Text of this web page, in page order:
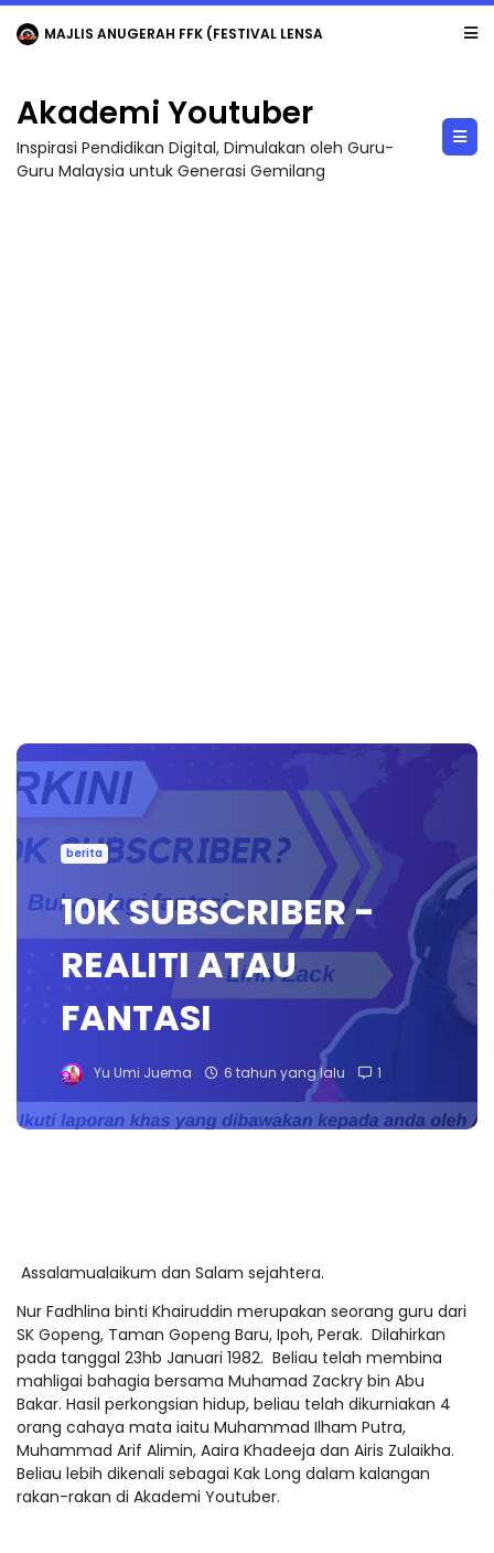
LIVE 🔴 [LIVE] MATEMATIK SR, WANG TAHUN 6 OLEH CIKGU ANITA #ALLINONE #141 #...
Akademi Youtuber
Inspirasi Pendidikan Digital, Dimulakan oleh Guru-
Guru Malaysia untuk Generasi Gemilang
berita
10K SUBSCRIBER -
REALITI ATAU
FANTASI
Yu Umi Juema 6 tahun yang lalu 1
Assalamualaikum dan Salam sejahtera.
Nur Fadhlina binti Khairuddin merupakan seorang guru dari
SK Gopeng, Taman Gopeng Baru, Ipoh, Perak. Dilahirkan
pada tanggal 23hb Januari 1982. Beliau telah membina
mahligai bahagia bersama Muhamad Zackry bin Abu
Bakar. Hasil perkongsian hidup, beliau telah dikurniakan 4
orang cahaya mata iaitu Muhammad Ilham Putra,
Muhammad Arif Alimin, Aaira Khadeeja dan Airis Zulaikha.
Beliau lebih dikenali sebagai Kak Long dalam kalangan
rakan-rakan di Akademi Youtuber.